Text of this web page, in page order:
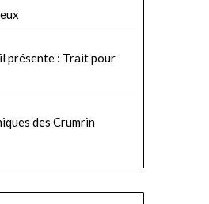
présente : Trait pour
des Crumrin